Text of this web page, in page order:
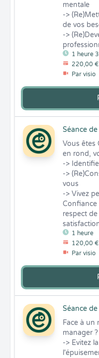
1 heure
220,00 €
Par visio
mentale
->
de vos
->
Séance
1 heure
120,00 €
Par visio
Vous êtes
en rond,
->
->
vous
-> Vivez
Confiance
respect
Séance
Face à un
manager ?
-> Evitez